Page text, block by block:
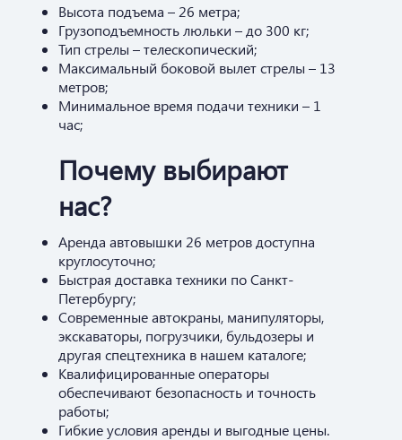
Высота подъема – 26 метра;
Грузоподъемность люльки – до 300 кг;
Тип стрелы – телескопический;
Максимальный боковой вылет стрелы – 13
метров;
Минимальное время подачи техники – 1
час;
Почему выбирают
нас?
Аренда автовышки 26 метров доступна
круглосуточно;
Быстрая доставка техники по Санкт-
Петербургу;
Современные автокраны, манипуляторы,
экскаваторы, погрузчики, бульдозеры и
другая спецтехника в нашем каталоге;
Квалифицированные операторы
обеспечивают безопасность и точность
работы;
Гибкие условия аренды и выгодные цены.